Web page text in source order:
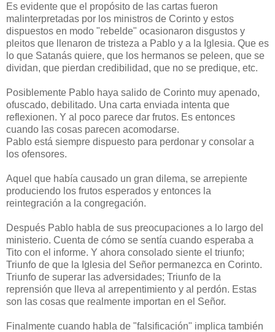
Es evidente que el propósito de las cartas fueron
malinterpretadas por los ministros de Corinto y estos
dispuestos en modo "rebelde" ocasionaron disgustos y
pleitos que llenaron de tristeza a Pablo y a la Iglesia. Que es
lo que Satanás quiere, que los hermanos se peleen, que se
dividan, que pierdan credibilidad, que no se predique, etc.
Posiblemente Pablo haya salido de Corinto muy apenado,
ofuscado, debilitado. Una carta enviada intenta que
reflexionen. Y al poco parece dar frutos. Es entonces
cuando las cosas parecen acomodarse.
Pablo está siempre dispuesto para perdonar y consolar a
los ofensores.
Aquel que había causado un gran dilema, se arrepiente
produciendo los frutos esperados y entonces la
reintegración a la congregación.
Después Pablo habla de sus preocupaciones a lo largo del
ministerio. Cuenta de cómo se sentía cuando esperaba a
Tito con el informe. Y ahora consolado siente el triunfo;
Triunfo de que la Iglesia del Señor permanezca en Corinto.
Triunfo de superar las adversidades; Triunfo de la
reprensión que lleva al arrepentimiento y al perdón. Estas
son las cosas que realmente importan en el Señor.
Finalmente cuando habla de "falsificación" implica también